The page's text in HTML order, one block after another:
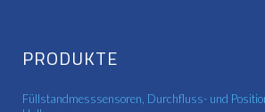
PRODUKTE
Füllstandmesssensoren, Durchfluss- und